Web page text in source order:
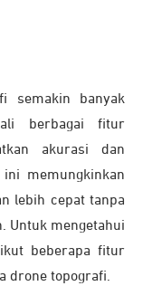
semakin banyak
berbagai fitur
akurasi dan
memungkinkan
lebih cepat tanpa
Untuk mengetahui
beberapa fitur
drone topografi.